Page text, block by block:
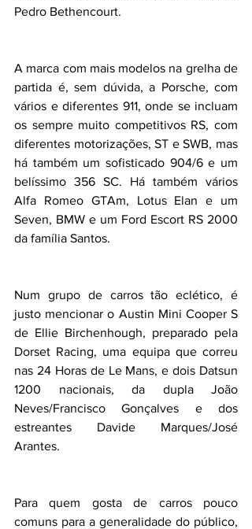
Pedro Bethencourt.
A marca com mais modelos na grelha de
partida é, sem dúvida, a Porsche, com
vários e diferentes 911, onde se incluam
os sempre muito competitivos RS, com
diferentes motorizações, ST e SWB, mas
há também um sofisticado 904/6 e um
belíssimo 356 SC. Há também vários
Alfa Romeo GTAm, Lotus Elan e um
Seven, BMW e um Ford Escort RS 2000
da família Santos.
Num grupo de carros tão eclético, é
justo mencionar o Austin Mini Cooper S
de Ellie Birchenhough, preparado pela
Dorset Racing, uma equipa que correu
nas 24 Horas de Le Mans, e dois Datsun
1200 nacionais, da dupla João
Neves/Francisco Gonçalves e dos
estreantes Davide Marques/José
Arantes.
Para quem gosta de carros pouco
comuns para a generalidade do público,